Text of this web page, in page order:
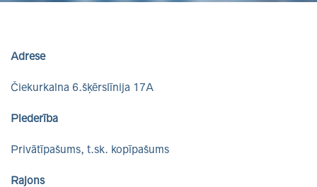
Adrese
Čiekurkalna 6.šķērslīnija 17A
Piederība
Privātīpašums, t.sk. kopīpašums
Rajons